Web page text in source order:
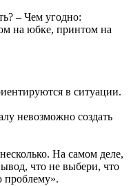
– Чем угодно:
на юбке, принтом на
в ситуации.
невозможно создать
На самом деле,
что не выбери, что
проблему».